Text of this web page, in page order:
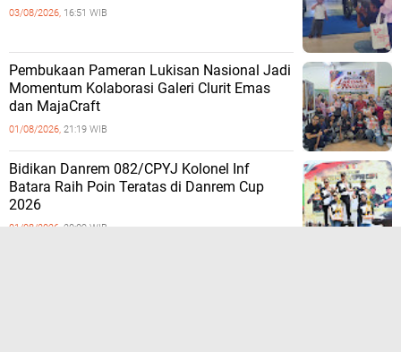
03/08/2026, 16:51 WIB
Pembukaan Pameran Lukisan Nasional Jadi
Momentum Kolaborasi Galeri Clurit Emas
dan MajaCraft
01/08/2026, 21:19 WIB
Bidikan Danrem 082/CPYJ Kolonel Inf
Batara Raih Poin Teratas di Danrem Cup
2026
01/08/2026, 20:09 WIB